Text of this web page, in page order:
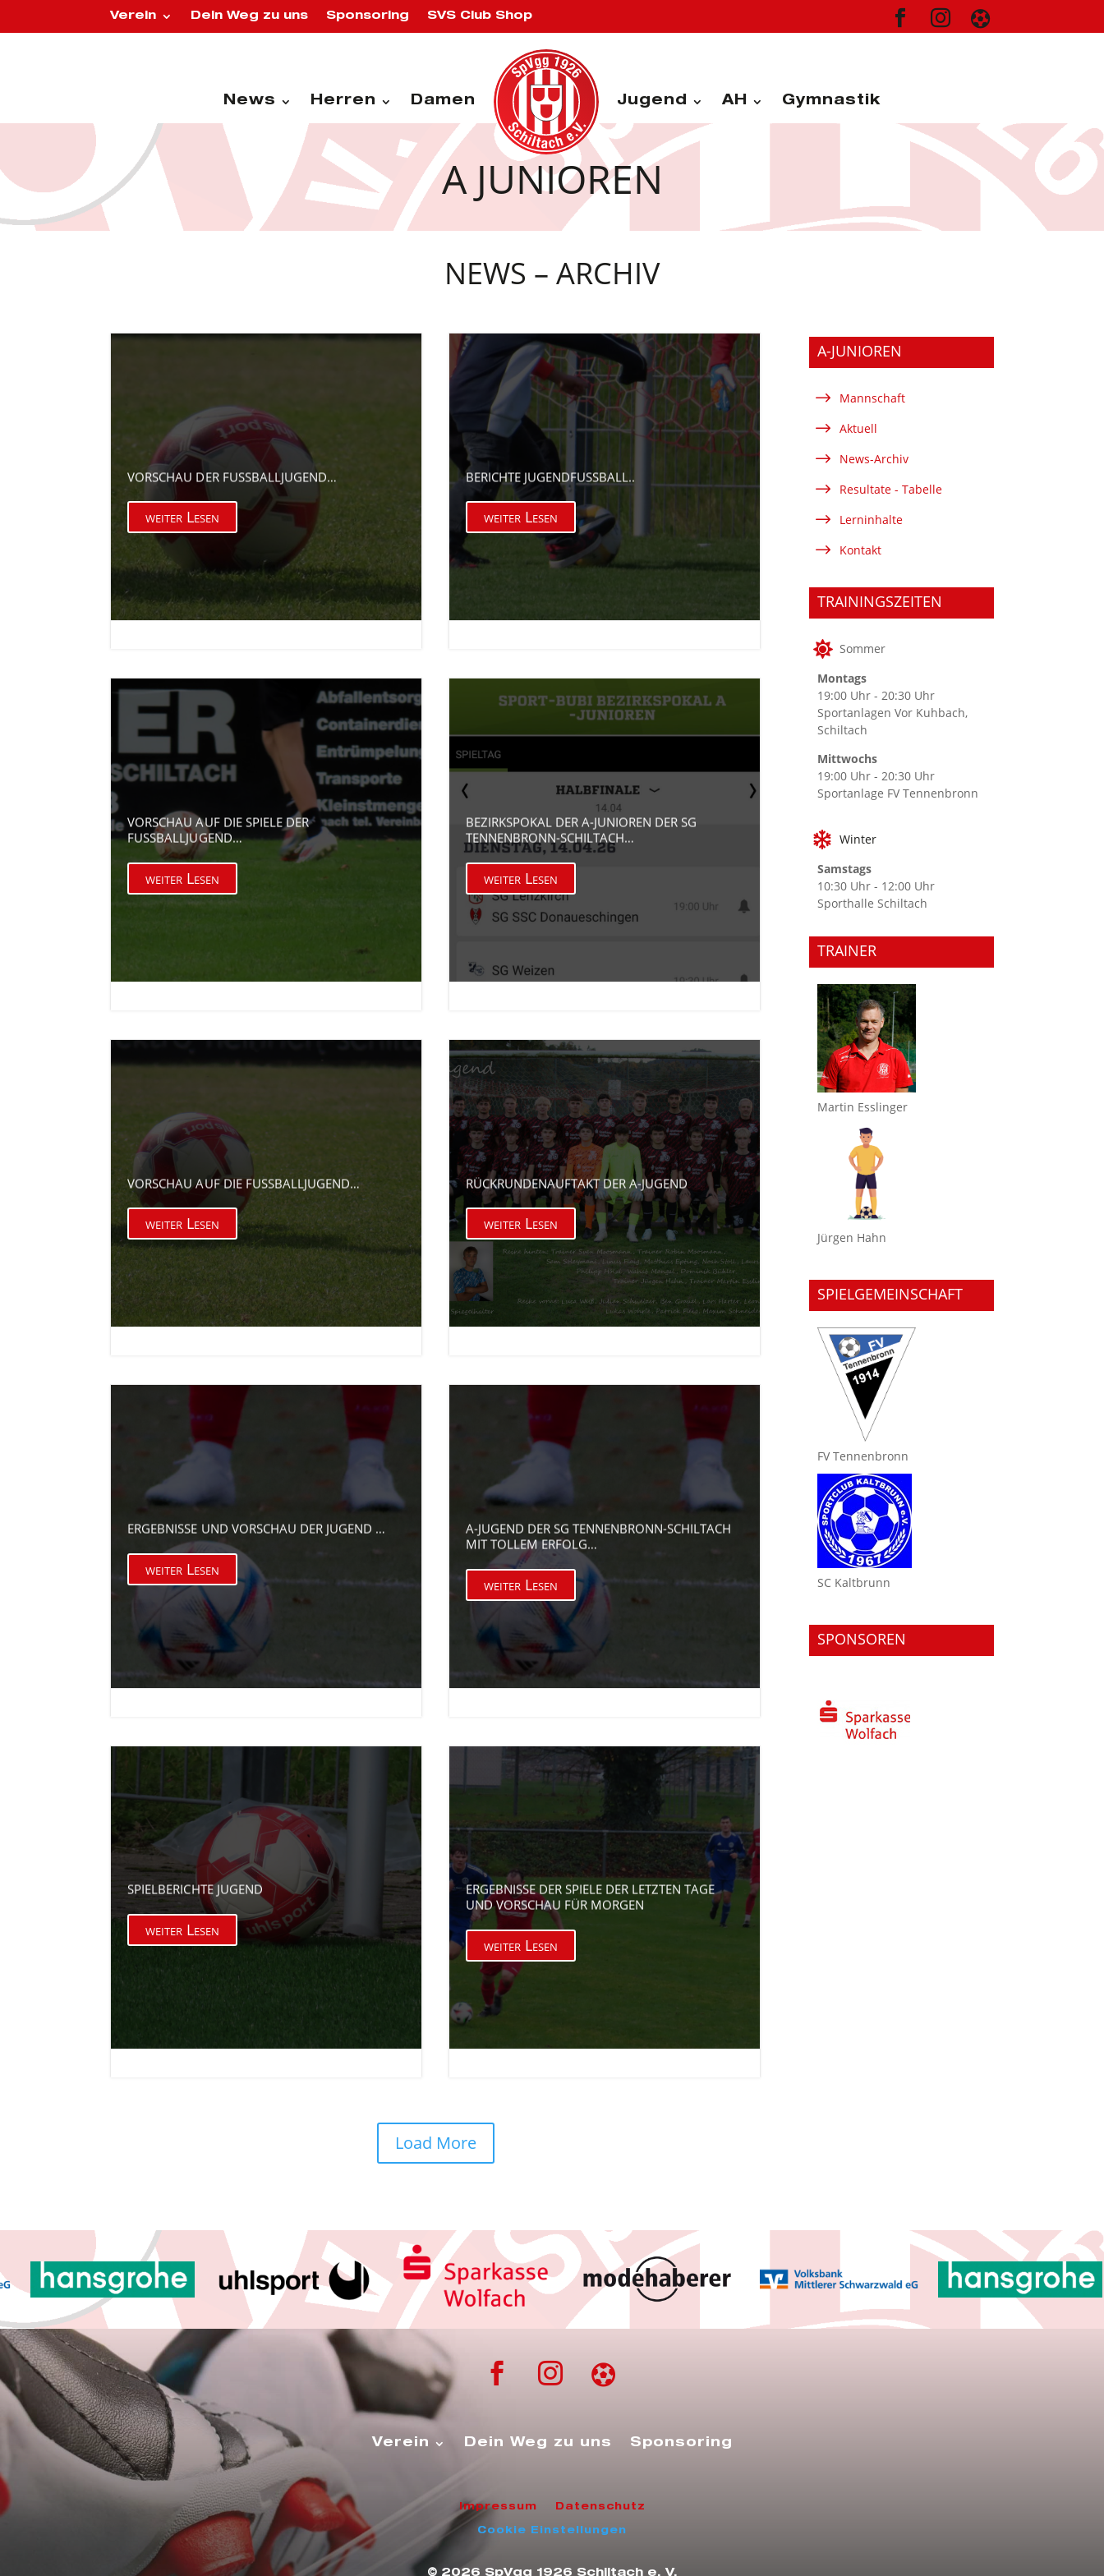
Verein Dein Weg zu uns Sponsoring SVS Club Shop   
News Herren Damen Jugend AH Gymnastik
A JUNIOREN
NEWS – ARCHIV
VORSCHAU DER FUSSBALLJUGEND…
weiter Lesen
BERICHTE JUGENDFUSSBALL..
weiter Lesen
VORSCHAU AUF DIE SPIELE DER
FUSSBALLJUGEND…
weiter Lesen
BEZIRKSPOKAL DER A-JUNIOREN DER SG
TENNENBRONN-SCHILTACH…
weiter Lesen
VORSCHAU AUF DIE FUSSBALLJUGEND…
weiter Lesen
RÜCKRUNDENAUFTAKT DER A-JUGEND
weiter Lesen
ERGEBNISSE UND VORSCHAU DER JUGEND …
weiter Lesen
A-JUGEND DER SG TENNENBRONN-SCHILTACH
MIT TOLLEM ERFOLG…
weiter Lesen
SPIELBERICHTE JUGEND
weiter Lesen
ERGEBNISSE DER SPIELE DER LETZTEN TAGE
UND VORSCHAU FÜR MORGEN
weiter Lesen
Load More
A-JUNIOREN
$ Mannschaft
$ Aktuell
$ News-Archiv
$ Resultate - Tabelle
$ Lerninhalte
$ Kontakt
TRAININGSZEITEN
 Sommer
Montags
19:00 Uhr - 20:30 Uhr
Sportanlagen Vor Kuhbach,
Schiltach
Mittwochs
19:00 Uhr - 20:30 Uhr
Sportanlage FV Tennenbronn
 Winter
Samstags
10:30 Uhr - 12:00 Uhr
Sporthalle Schiltach
TRAINER
Martin Esslinger
Jürgen Hahn
SPIELGEMEINSCHAFT
FV Tennenbronn
SC Kaltbrunn
SPONSOREN
  
Verein Dein Weg zu uns Sponsoring
Impressum Datenschutz
Cookie Einstellungen